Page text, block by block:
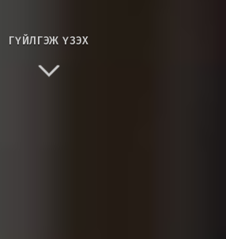
ГҮЙЛГЭЖ ҮЗЭХ